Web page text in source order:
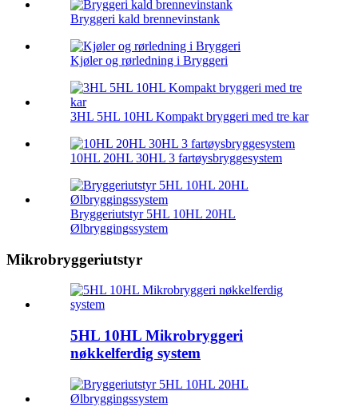
Bryggeri kald brennevinstank
Kjøler og rørledning i Bryggeri
3HL 5HL 10HL Kompakt bryggeri med tre kar
10HL 20HL 30HL 3 fartøysbryggesystem
Bryggeriutstyr 5HL 10HL 20HL
Ølbryggingssystem
Mikrobryggeriutstyr
5HL 10HL Mikrobryggeri
nøkkelferdig system